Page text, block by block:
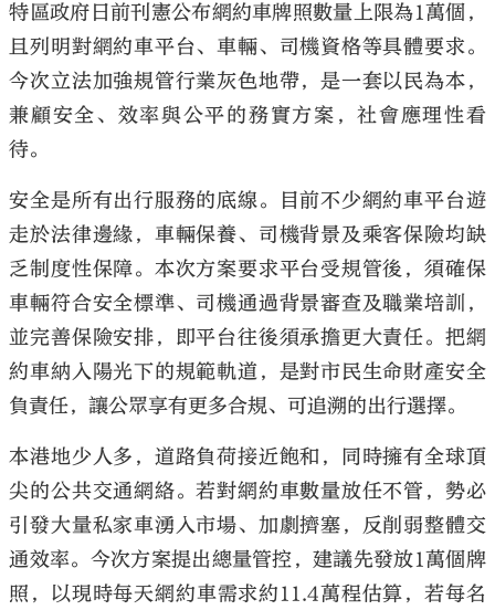
大公文匯
特區政府日前刊憲公布網約車牌照數量上限為1萬個，
且列明對網約車平台、車輛、司機資格等具體要求。
今次立法加強規管行業灰色地帶，是一套以民為本，
兼顧安全、效率與公平的務實方案，社會應理性看
待。
安全是所有出行服務的底線。目前不少網約車平台遊
走於法律邊緣，車輛保養、司機背景及乘客保險均缺
乏制度性保障。本次方案要求平台受規管後，須確保
車輛符合安全標準、司機通過背景審查及職業培訓，
並完善保險安排，即平台往後須承擔更大責任。把網
約車納入陽光下的規範軌道，是對市民生命財產安全
負責任，讓公眾享有更多合規、可追溯的出行選擇。
本港地少人多，道路負荷接近飽和，同時擁有全球頂
尖的公共交通網絡。若對網約車數量放任不管，勢必
引發大量私家車湧入市場、加劇擠塞，反削弱整體交
通效率。今次方案提出總量管控，建議先發放1萬個牌
照，以現時每天網約車需求約11.4萬程估算，若每名